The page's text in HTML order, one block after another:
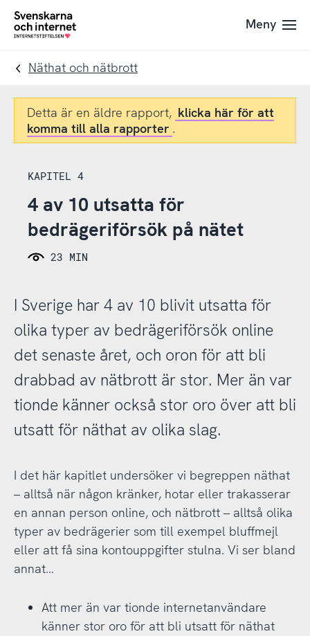
Till
navigation
Till
innehåll
To
Meny
Näthat och nätbrott
Detta är en äldre rapport, klicka här för att
komma till alla rapporter .
KAPITEL 4
4 av 10 utsatta för
bedrägeriförsök på nätet
23 MIN
I Sverige har 4 av 10 blivit utsatta för
olika typer av bedrägeriförsök online
det senaste året, och oron för att bli
drabbad av nätbrott är stor. Mer än var
tionde känner också stor oro över att bli
utsatt för näthat av olika slag.
I det här kapitlet undersöker vi begreppen näthat
– alltså när någon kränker, hotar eller trakasserar
en annan person online, och nätbrott – alltså olika
typer av bedrägerier som till exempel bluffmejl
eller att få sina kontouppgifter stulna. Vi ser bland
annat…
Att mer än var tionde internetanvändare
känner stor oro för att bli utsatt för näthat